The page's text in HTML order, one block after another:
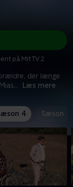
der længe
... Læs mere
på Mit TV 2.
4 Sæson 5